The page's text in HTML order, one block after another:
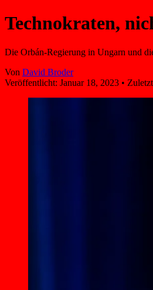
Technokraten,
Die Orbán-Regierung in Ungarn und
Von David Broder
Veröffentlicht: Januar 18, 2023 •